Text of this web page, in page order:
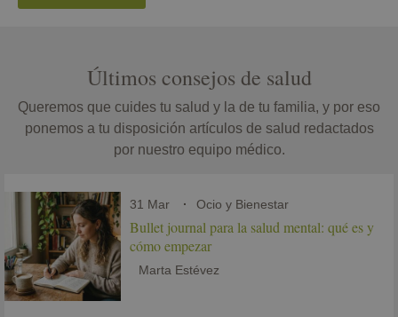
Últimos consejos de salud
Queremos que cuides tu salud y la de tu familia, y por eso
ponemos a tu disposición artículos de salud redactados
por nuestro equipo médico.
31 Mar Ocio y Bienestar
Bullet journal para la salud mental: qué es y
cómo empezar
Marta Estévez